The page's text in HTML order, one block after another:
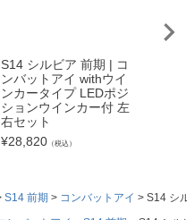
S14 シルビア 前期 | コ
ンバットアイ withウイ
ンカータイプ LEDポジ
ションウインカー付 左
右セット
¥28,820 （税込）
S14 前期 コンバットアイ
S14 シル